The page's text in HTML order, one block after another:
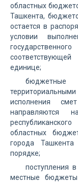
областных
Ташкента,
остается в
условии
единице;
бюджетные
исполнения
направляются
областных
города
порядке;
поступления
местные